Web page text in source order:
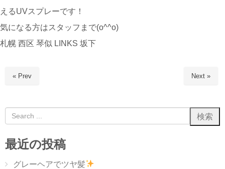
えるUVスプレーです！
気になる方はスタッフまで(o^^o)
札幌 西区 琴似 LINKS 坂下
« Prev Next »
最近の投稿
グレーヘアでツヤ髪